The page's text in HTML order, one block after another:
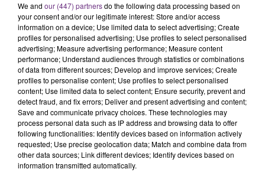
LE MAGASIN JOUÉCLUB DE REIMS FERME
SES PORTES
C'était l'une des institutions du centre-ville
rémois. Le magasin JouéClub est contraint de
fermer ses portes.
TITRES DIFFUSÉS
8h02
8h02 7h59
7h59
We and our (447) partnersdo the following data processing based on
your consent and/or our legitimate interest: Store and/or access
information on a device; Use limited data to select advertising; Create
profiles for personalised advertising; Use profiles to select personalised
advertising; Measure advertising performance; Measure content
performance; Understand audiences through statistics or combinations
of data from different sources; Develop and improve services; Create
profiles to personalise content; Use profiles to select personalised
content; Use limited data to select content; Ensure security, prevent and
detect fraud, and fix errors; Deliver and present advertising and content;
Save and communicate privacy choices. These technologies may
process personal data such as IP address and browsing data to offer
following functionalities: Identify devices based on information actively
requested; Use precise geolocation data; Match and combine data from
other data sources; Link different devices; Identify devices based on
information transmitted automatically.